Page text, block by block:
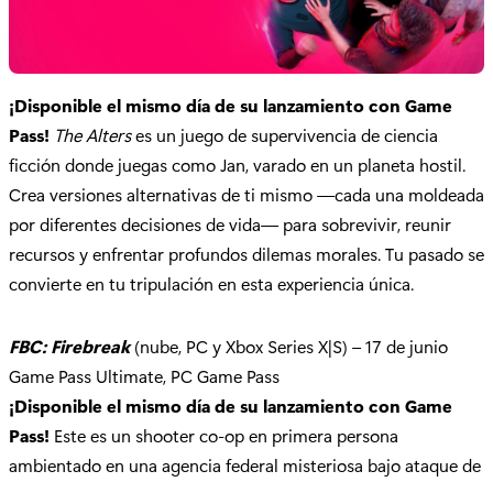
¡Disponible el mismo día de su lanzamiento con Game
Pass! The Alterses un juego de supervivencia de ciencia
ficción donde juegas como Jan, varado en un planeta hostil.
Crea versiones alternativas de ti mismo —cada una moldeada
por diferentes decisiones de vida— para sobrevivir, reunir
recursos y enfrentar profundos dilemas morales. Tu pasado se
convierte en tu tripulación en esta experiencia única.
FBC: Firebreak(nube, PC y Xbox Series X|S) – 17 de junio
Game Pass Ultimate, PC Game Pass
¡Disponible el mismo día de su lanzamiento con Game
Pass! Este es un shooter co-op en primera persona
ambientado en una agencia federal misteriosa bajo ataque de